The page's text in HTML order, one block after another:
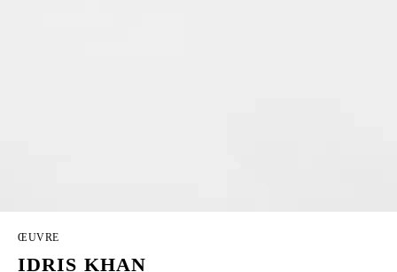
ŒUVRE
IDRIS KHAN